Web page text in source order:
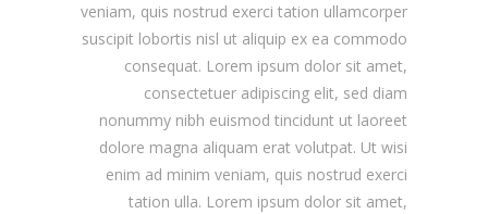
veniam, quis nostrud exerci tation ullamcorper
suscipit lobortis nisl ut aliquip ex ea commodo
consequat. Lorem ipsum dolor sit amet,
consectetuer adipiscing elit, sed diam
nonummy nibh euismod tincidunt ut laoreet
dolore magna aliquam erat volutpat. Ut wisi
enim ad minim veniam, quis nostrud exerci
tation ulla. Lorem ipsum dolor sit amet,